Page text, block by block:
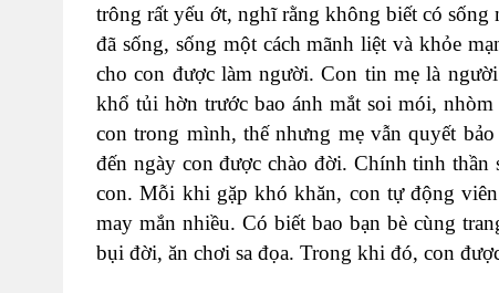
trông rất yếu ớt, nghĩ rằng không biết có sống
đã sống, sống một cách mãnh liệt và khỏe
cho con được làm người. Con tin mẹ là
khổ tủi hờn trước bao ánh mắt soi mói,
con trong mình, thế nhưng mẹ vẫn quyết
đến ngày con được chào đời. Chính tinh
con. Mỗi khi gặp khó khăn, con tự động
may mắn nhiều. Có biết bao bạn bè cùng
bụi đời, ăn chơi sa đọa. Trong khi đó, con